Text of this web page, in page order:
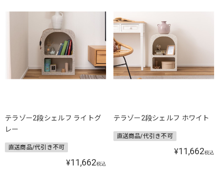
テラゾー2段シェルフ ライトグ
レー
直送商品/代引き不可
¥11,662税込
テラゾー2段シェルフ ホワイト
直送商品/代引き不可
¥11,662税込